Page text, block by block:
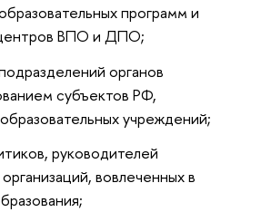
программ и
ВПО и ДПО;
органов
субъектов РФ,
учреждений;
руководителей
вовлеченных в